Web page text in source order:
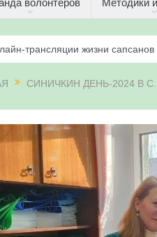
волонтёров Методики
трансляции жизни
2026» в Республике
получили имена и кольца
2026» в Республике
21-31 мая 2026
лагеря центра
сапсанов на крыше Уралсиба
СИНИЧКИН ДЕНЬ-2024 В